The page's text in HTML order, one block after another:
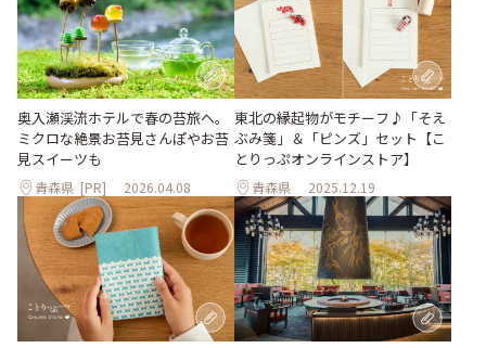
奥入瀬渓流ホテルで春の苔旅へ。
ミクロな絶景お苔見さんぽやお苔
見スイーツも
青森県 [PR] 2026.04.08
東北の縁起物がモチーフ♪「そえ
ぶみ箋」＆「ピンズ」セット【こ
とりっぷオンラインストア】
青森県 2025.12.19